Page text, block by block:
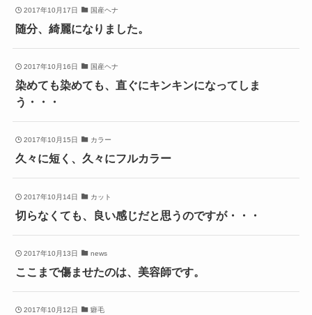
2017年10月17日 国産ヘナ
随分、綺麗になりました。
2017年10月16日 国産ヘナ
染めても染めても、直ぐにキンキンになってしま
う・・・
2017年10月15日 カラー
久々に短く、久々にフルカラー
2017年10月14日 カット
切らなくても、良い感じだと思うのですが・・・
2017年10月13日 news
ここまで傷ませたのは、美容師です。
2017年10月12日 癖毛